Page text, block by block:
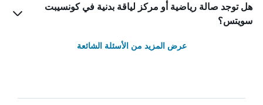
هل توجد صالة رياضية أو مركز لياقة بدنية في كونسيبت
سويتس؟
عرض المزيد من الأسئلة الشائعة